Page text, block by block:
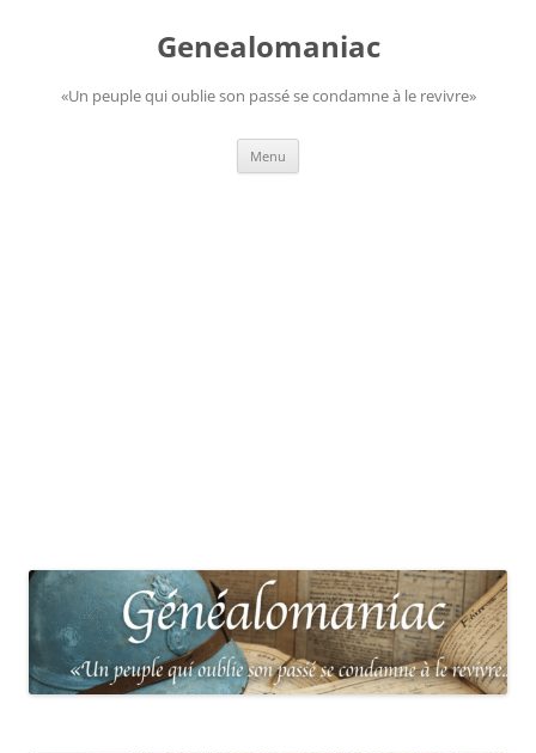
Genealomaniac
«Un peuple qui oublie son passé se condamne à le revivre»
Menu